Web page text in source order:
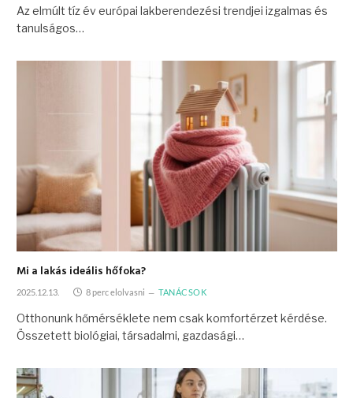
Az elmúlt tíz év európai lakberendezési trendjei izgalmas és
tanulságos…
Mi a lakás ideális hőfoka?
2025.12.13. 8 perc elolvasni TANÁCSOK
Otthonunk hőmérséklete nem csak komfortérzet kérdése.
Összetett biológiai, társadalmi, gazdasági…